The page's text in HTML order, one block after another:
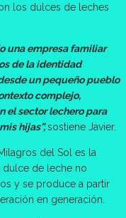
los dulces de leches
una empresa familiar
de la identidad
un pequeño pueblo
complejo,
el sector lechero para
hijas”,sostiene Javier.
del Sol es la
dulce de leche no
y se produce a partir
en generación.